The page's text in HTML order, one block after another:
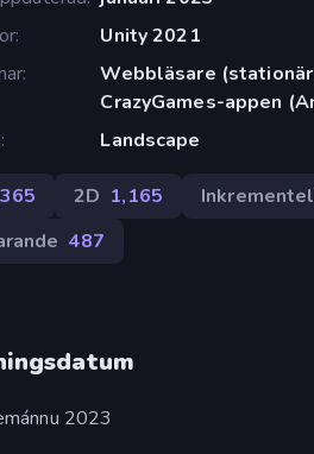
Unity 2021
Webbläsare
CrazyGames-appen
Landscape
365 2D 1,165
487
2023